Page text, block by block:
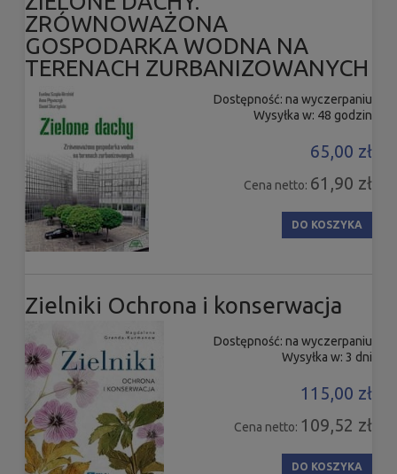
ZRÓWNOWAŻONA
GOSPODARKA WODNA NA
TERENACH ZURBANIZOWANYCH
Dostępność: na wyczerpaniu
Wysyłka w: 48 godzin
65,00 zł
Cena netto: 61,90 zł
DO KOSZYKA
Zielniki Ochrona i konserwacja
Dostępność: na wyczerpaniu
Wysyłka w: 3 dni
115,00 zł
Cena netto: 109,52 zł
DO KOSZYKA